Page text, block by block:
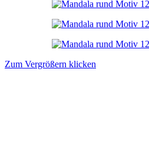
Zum Vergrößern klicken